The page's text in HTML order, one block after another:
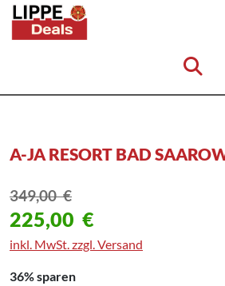
Hauptnavigation
A-JA RESORT BAD
349,00€
225,00 €
inkl. MwSt. zzgl. Versand
36% sparen